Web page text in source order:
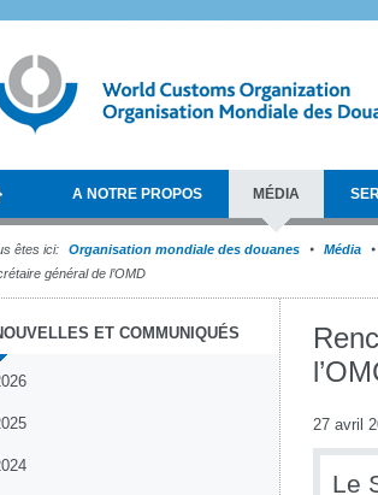
A NOTRE PROPOS MÉDIA
êtes ici: Organisation mondiale des douanes
Média
général de l’OMD
ET COMMUNIQUÉS
27 avril
Le